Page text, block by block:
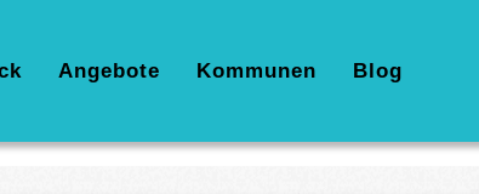
Angebote Kommunen Blog